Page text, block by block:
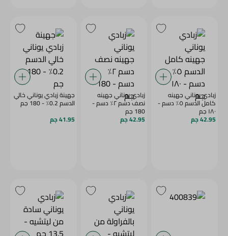
زبادي يوناني جهينه
كامل الدسم ٥٪ دسم -
١٨٠ جم
42.95 جم
زبادي يوناني جهينه
نصف دسم ٢٪ دسم -
180 جم
42.95 جم
جهينة زبادي يوناني خالي
الدسم 0.2٪ - 180 جم
41.95 جم